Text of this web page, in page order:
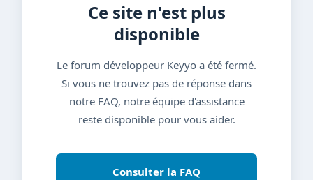
Ce site n'est plus
disponible
Le forum développeur Keyyo a été fermé.
Si vous ne trouvez pas de réponse dans
notre FAQ, notre équipe d'assistance
reste disponible pour vous aider.
Consulter la FAQ